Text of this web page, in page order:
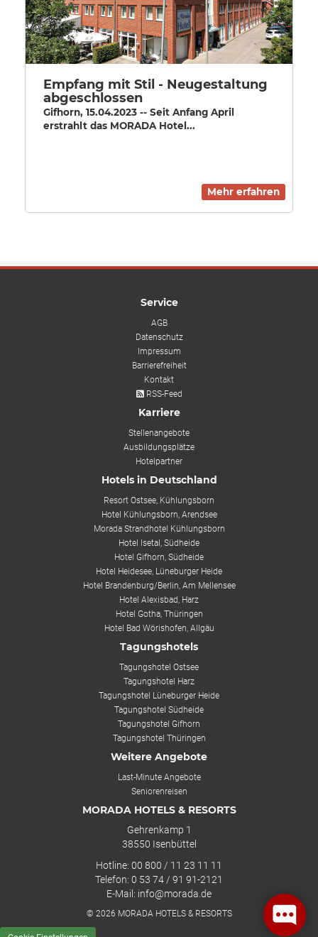
Empfang mit Stil - Neugestaltung
abgeschlossen
Gifhorn, 15.04.2023 -- Seit Anfang April
erstrahlt das MORADA Hotel...
Mehr erfahren
Service
AGB
Datenschutz
Impressum
Barrierefreiheit
Kontakt
RSS-Feed
Karriere
Stellenangebote
Ausbildungsplätze
Hotelpartner
Hotels in Deutschland
Resort Ostsee, Kühlungsborn
Hotel Kühlungsborn, Arendsee
Morada Strandhotel Kühlungsborn
Hotel Isetal, Südheide
Hotel Gifhorn, Südheide
Hotel Heidesee, Lüneburger Heide
Hotel Brandenburg/Berlin, Am Mellensee
Hotel Alexisbad, Harz
Hotel Gotha, Thüringen
Hotel Bad Wörishofen, Allgäu
Tagungshotels
Tagungshotel Ostsee
Tagungshotel Harz
Tagungshotel Lüneburger Heide
Tagungshotel Südheide
Tagungshotel Gifhorn
Tagungshotel Thüringen
Weitere Angebote
Last-Minute Angebote
Seniorenreisen
MORADA HOTELS & RESORTS
Gehrenkamp 1
38550 Isenbüttel
Hotline: 00 800 / 11 23 11 11
Telefon: 0 53 74 / 91 91-2121
E-Mail: info@morada.de
© 2026 MORADA HOTELS & RESORTS